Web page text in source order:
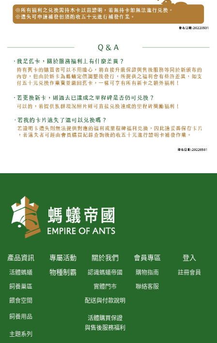
產品資訊 專屬活動 關於我們 會員專區 登入
活體螞蟻 物種制霸 認識螞蟻帝國 購物指南
註冊會員
飼養巢區
實體門市
聯絡客服
餵食空間
配送與付款說明
飼養用品
活體購買保證
與售後服務福利
主題系列